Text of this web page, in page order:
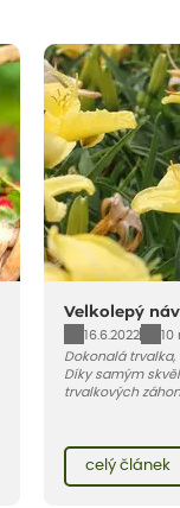
Velkolepý
16.6.2022
10
Dokonalá
Díky samým
trvalkových
celý článek